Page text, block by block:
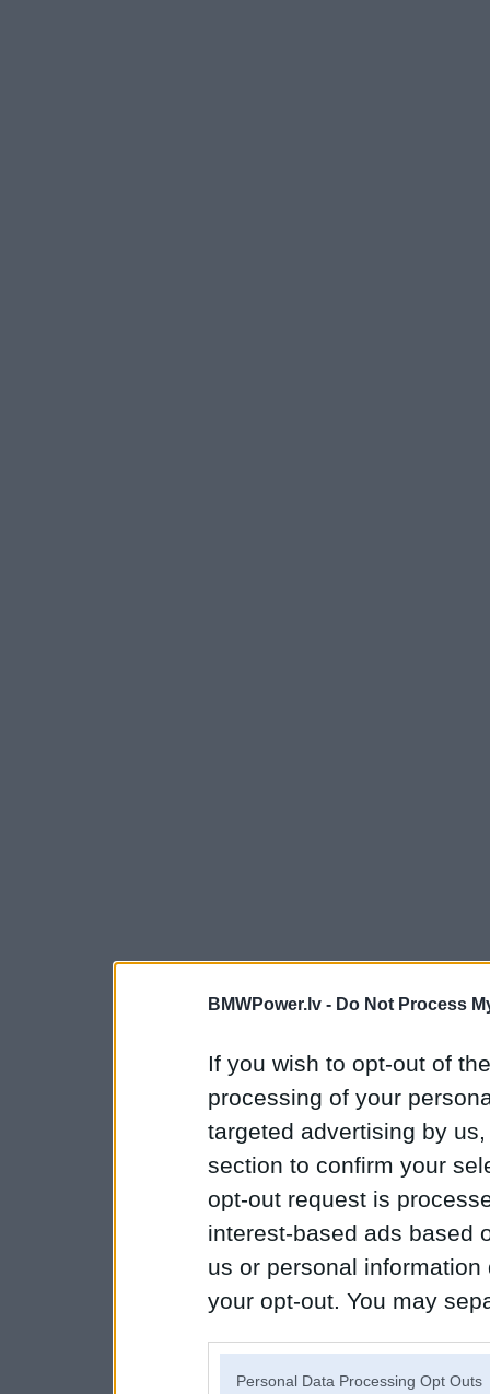
BMWPower.lv - Do Not Process
If you wish to opt-out of
processing of your
targeted advertising by
section to confirm your
opt-out request is
interest-based ads based
us or personal
your opt-out. You may
Personal Data Processing Opt Outs